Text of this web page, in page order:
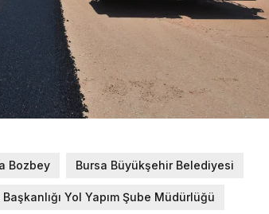
Bozbey Bursa Büyükşehir Belediyesi
Yol Yapım Şube Müdürlüğü